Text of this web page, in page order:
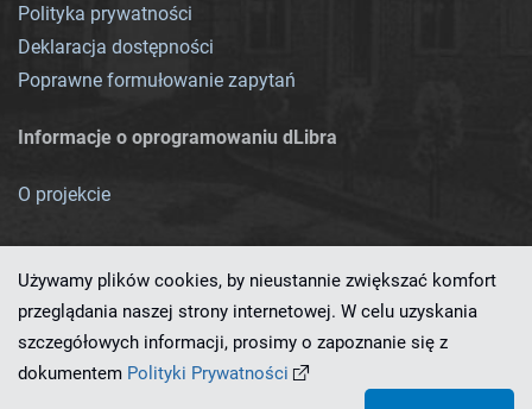
Polityka prywatności
Deklaracja dostępności
Poprawne formułowanie zapytań
Informacje o oprogramowaniu dLibra
O projekcie
Ten serwis działa dzięki oprogramowaniu
Używamy plików cookies, by nieustannie zwiększać komfort
przeglądania naszej strony internetowej. W celu uzyskania
szczegółowych informacji, prosimy o zapoznanie się z
dokumentem Polityki Prywatności